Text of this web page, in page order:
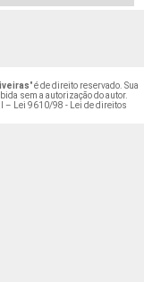
" é de direito reservado. Sua
sem a autorização do autor.
–
Lei 9610/98 - Lei de direitos